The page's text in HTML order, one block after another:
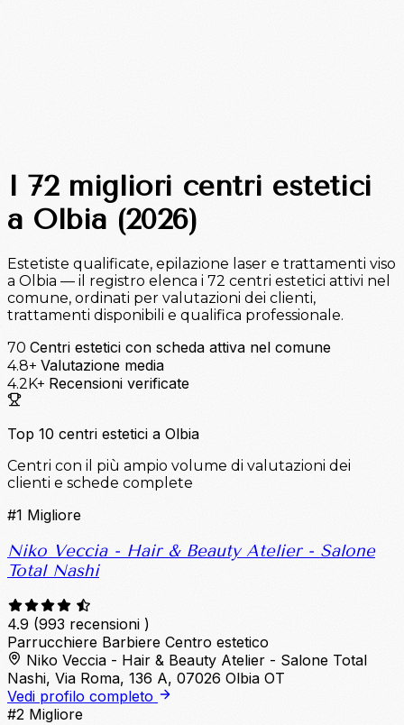
I 72 migliori centri estetici
a Olbia (2026)
Estetiste qualificate, epilazione laser e trattamenti viso
a Olbia — il registro elenca i 72 centri estetici attivi nel
comune, ordinati per valutazioni dei clienti,
trattamenti disponibili e qualifica professionale.
70 Centri estetici con scheda attiva nel comune
4.8+ Valutazione media
4.2K+ Recensioni verificate
Top 10 centri estetici a Olbia
Centri con il più ampio volume di valutazioni dei
clienti e schede complete
#1 Migliore
Niko Veccia - Hair & Beauty Atelier - Salone
Total Nashi
4.9 (993 recensioni )
Parrucchiere Barbiere Centro estetico
Niko Veccia - Hair & Beauty Atelier - Salone Total
Nashi, Via Roma, 136 A, 07026 Olbia OT
Vedi profilo completo
#2 Migliore